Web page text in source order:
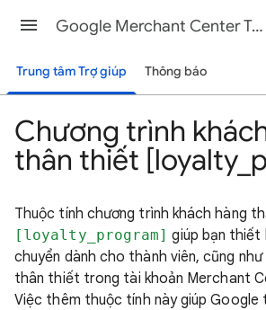
Google Merchant Center Trợ giúp
Trung tâm Trợ giúp Thông báo
Chương trình
thân thiết
Thuộc tính chương trình khách hàng
[loyalty_program] giúp bạn thiết
chuyển dành cho thành viên, cũng
thân thiết trong tài khoản Merchant
Việc thêm thuộc tính này giúp Google